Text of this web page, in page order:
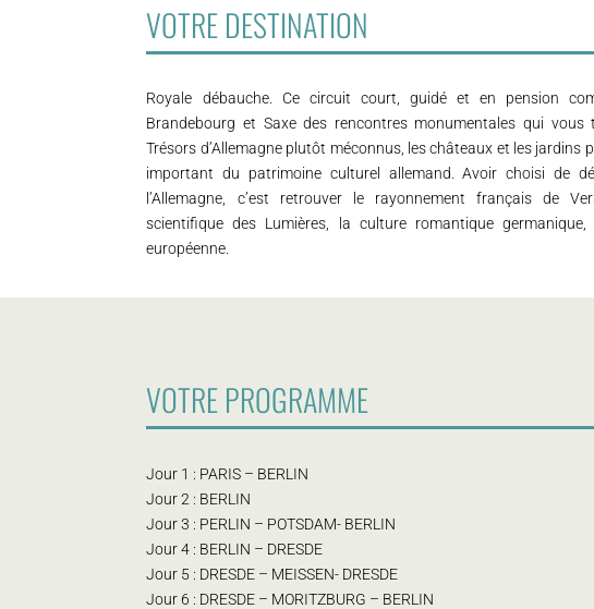
VOTRE DESTINATION
Royale débauche. Ce circuit court, guidé et en pension
Brandebourg et Saxe des rencontres monumentales qui
Trésors d’Allemagne plutôt méconnus, les châteaux et les
important du patrimoine culturel allemand. Avoir choisi de
l’Allemagne, c’est retrouver le rayonnement français de
scientifique des Lumières, la culture romantique
européenne.
VOTRE PROGRAMME
Jour 1 : PARIS – BERLIN
Jour 2 : BERLIN
Jour 3 : PERLIN – POTSDAM- BERLIN
Jour 4 : BERLIN – DRESDE
Jour 5 : DRESDE – MEISSEN- DRESDE
Jour 6 : DRESDE – MORITZBURG – BERLIN